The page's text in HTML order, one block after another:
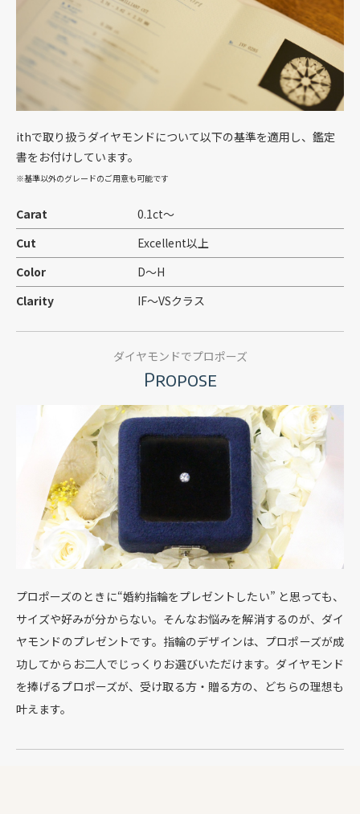
ithで取り扱うダイヤモンドについて以下の基準を適用し、鑑定
書をお付けしています。
※基準以外のグレードのご用意も可能です
Carat
0.1ct〜
Cut
Excellent以上
Color
D〜H
Clarity
IF〜VSクラス
Propose
ダイヤモンドでプロポーズ
プロポーズのときに“婚約指輪をプレゼントしたい” と思っても、
サイズや好みが分からない。 そんなお悩みを解消するのが、ダイ
ヤモンドのプレゼントです。 指輪のデザインは、プロポーズが成
功してからお二人でじっくりお選びいただけます。 ダイヤモンド
を捧げるプロポーズが、受け取る方・贈る方の、どちらの理想も
叶えます。